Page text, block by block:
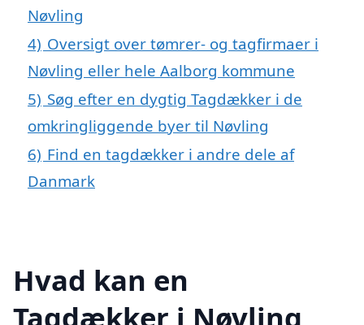
Nøvling
4) Oversigt over tømrer- og tagfirmaer i
Nøvling eller hele Aalborg kommune
5) Søg efter en dygtig Tagdækker i de
omkringliggende byer til Nøvling
6) Find en tagdækker i andre dele af
Danmark
Hvad kan en
Tagdækker i Nøvling